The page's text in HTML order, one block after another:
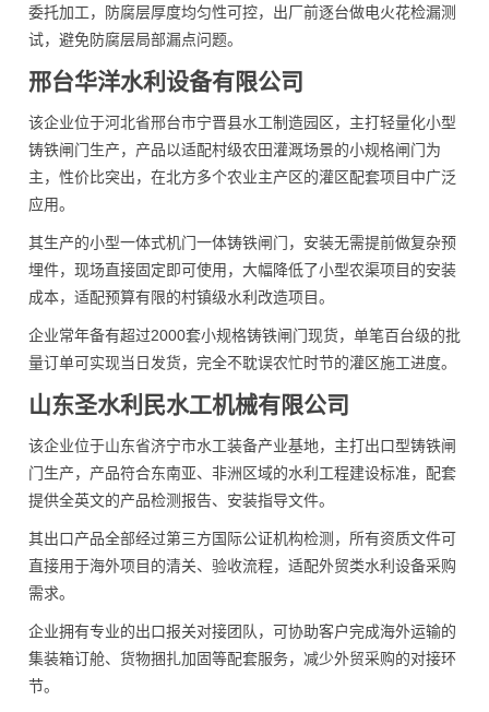
委托加工，防腐层厚度均匀性可控，出厂前逐台做电火花检漏测
试，避免防腐层局部漏点问题。
邢台华洋水利设备有限公司
该企业位于河北省邢台市宁晋县水工制造园区，主打轻量化小型
铸铁闸门生产，产品以适配村级农田灌溉场景的小规格闸门为
主，性价比突出，在北方多个农业主产区的灌区配套项目中广泛
应用。
其生产的小型一体式机门一体铸铁闸门，安装无需提前做复杂预
埋件，现场直接固定即可使用，大幅降低了小型农渠项目的安装
成本，适配预算有限的村镇级水利改造项目。
企业常年备有超过2000套小规格铸铁闸门现货，单笔百台级的批
量订单可实现当日发货，完全不耽误农忙时节的灌区施工进度。
山东圣水利民水工机械有限公司
该企业位于山东省济宁市水工装备产业基地，主打出口型铸铁闸
门生产，产品符合东南亚、非洲区域的水利工程建设标准，配套
提供全英文的产品检测报告、安装指导文件。
其出口产品全部经过第三方国际公证机构检测，所有资质文件可
直接用于海外项目的清关、验收流程，适配外贸类水利设备采购
需求。
企业拥有专业的出口报关对接团队，可协助客户完成海外运输的
集装箱订舱、货物捆扎加固等配套服务，减少外贸采购的对接环
节。